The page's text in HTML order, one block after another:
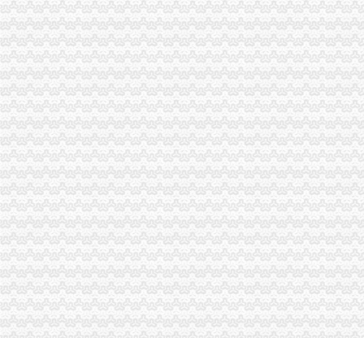
中国张电子发票在重庆诞生
【发票】重庆市电子税务局-亿企赢财税资讯
广告|公司|发票|重庆_新浪新闻
重庆回收电脑主板|重庆回收相机价格|重庆电脑发票-中国制造交易
重庆巴南破获一起发票案金额超过一亿元_网易新闻
重庆水投：发票寄到家,服务有保障
重庆地税进一步规范发票工作_税屋网——第一时间递财税政策
重庆专项审批：发票R审批代理购买服务办理-重庆爱问分类
重庆市国家税务局关于印发《重庆市国家税务局发票管理基本程序》